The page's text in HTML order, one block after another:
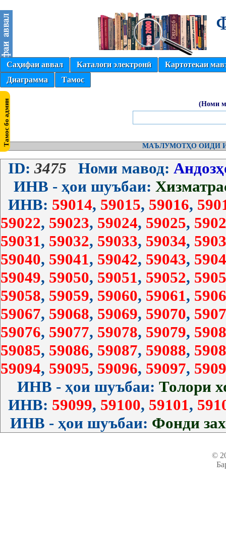
Саҳифаи аввал Каталоги электронӣ
Картотекаи
Диаграмма
Тамос
(Номи
МАЪЛУМОТҲО ОИДИ
ID: 3475 Номи мавод:
ИНВ - ҳои шуъбаи:
ИНВ: 59014, 59015, 59016,
59022, 59023, 59024, 59025,
59031, 59032, 59033, 59034,
59040, 59041, 59042, 59043,
59049, 59050, 59051, 59052,
59058, 59059, 59060, 59061,
59067, 59068, 59069, 59070,
59076, 59077, 59078, 59079,
59085, 59086, 59087, 59088,
59094, 59095, 59096, 59097,
ИНВ - ҳои шуъбаи: Толори
ИНВ: 59099, 59100, 59101,
ИНВ - ҳои шуъбаи: Фонди
©